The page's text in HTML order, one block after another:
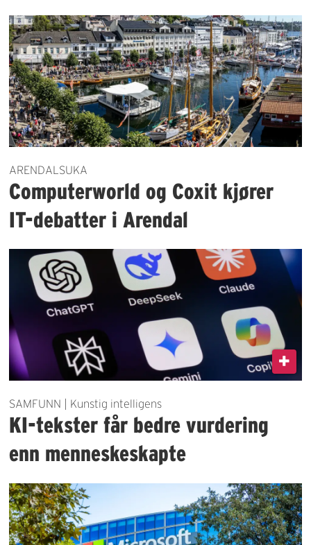
ARENDALSUKA
Computerworld og Coxit kjører
IT-debatter i Arendal
SAMFUNN | Kunstig intelligens
KI-tekster får bedre vurdering
enn menneskeskapte